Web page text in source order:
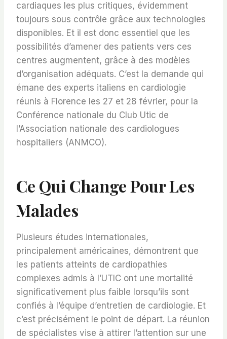
cardiaques les plus critiques, évidemment
toujours sous contrôle grâce aux technologies
disponibles. Et il est donc essentiel que les
possibilités d’amener des patients vers ces
centres augmentent, grâce à des modèles
d’organisation adéquats. C’est la demande qui
émane des experts italiens en cardiologie
réunis à Florence les 27 et 28 février, pour la
Conférence nationale du Club Utic de
l’Association nationale des cardiologues
hospitaliers (ANMCO).
Ce Qui Change Pour Les
Malades
Plusieurs études internationales,
principalement américaines, démontrent que
les patients atteints de cardiopathies
complexes admis à l’UTIC ont une mortalité
significativement plus faible lorsqu’ils sont
confiés à l’équipe d’entretien de cardiologie. Et
c’est précisément le point de départ. La réunion
de spécialistes vise à attirer l’attention sur une